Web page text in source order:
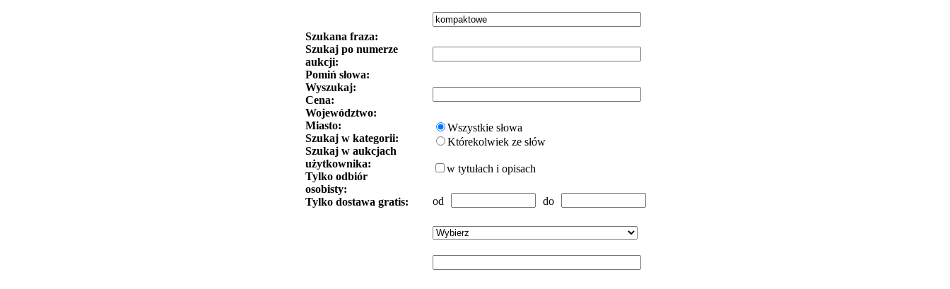
Szukana fraza:
Szukaj po numerze
aukcji:
Pomiń słowa:
Wyszukaj:
Cena:
Województwo:
Miasto:
Szukaj w kategorii:
Szukaj w aukcjach
użytkownika:
Tylko odbiór
osobisty:
Tylko dostawa gratis:
Wszystkie słowa
Którekolwiek ze słów
w tytułach i opisach
od do